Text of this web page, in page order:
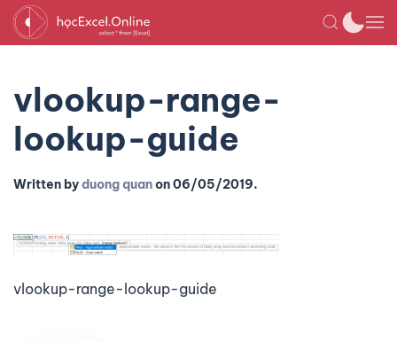
vlookup-range-
lookup-guide
Written byduong quanon06/05/2019.
vlookup-range-lookup-guide